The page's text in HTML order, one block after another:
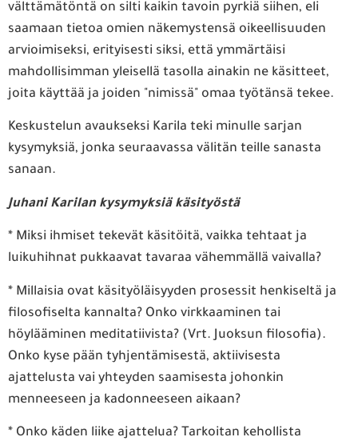
välttämätöntä on silti kaikin tavoin pyrkiä siihen, eli
saamaan tietoa omien näkemystensä oikeellisuuden
arvioimiseksi, erityisesti siksi, että ymmärtäisi
mahdollisimman yleisellä tasolla ainakin ne käsitteet,
joita käyttää ja joiden "nimissä" omaa työtänsä tekee.
Keskustelun avaukseksi Karila teki minulle sarjan
kysymyksiä, jonka seuraavassa välitän teille sanasta
sanaan.
Juhani Karilan kysymyksiä käsityöstä
* Miksi ihmiset tekevät käsitöitä, vaikka tehtaat ja
luikuhihnat pukkaavat tavaraa vähemmällä vaivalla?
* Millaisia ovat käsityöläisyyden prosessit henkiseltä ja
filosofiselta kannalta? Onko virkkaaminen tai
höylääminen meditatiivista? (Vrt. Juoksun filosofia).
Onko kyse pään tyhjentämisestä, aktiivisesta
ajattelusta vai yhteyden saamisesta johonkin
menneeseen ja kadonneeseen aikaan?
* Onko käden liike ajattelua? Tarkoitan kehollista